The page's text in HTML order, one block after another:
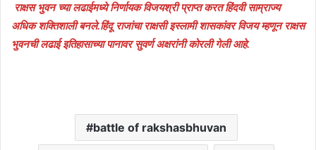
राक्षस भुवन च्या लढाईमध्ये निर्णायक विजयश्री प्राप्त करत हिंदवी साम्राज्य
अधिक शक्तिशाली बनले.हिंदू राजांचा राक्षसी इस्लामी शासकांवर विजय म्हणून राक्षस
भुवनची लढाई इतिहासाच्या पानावर सुवर्ण अक्षरांनी कोरली गेली आहे.
battle of rakshasbhuvan